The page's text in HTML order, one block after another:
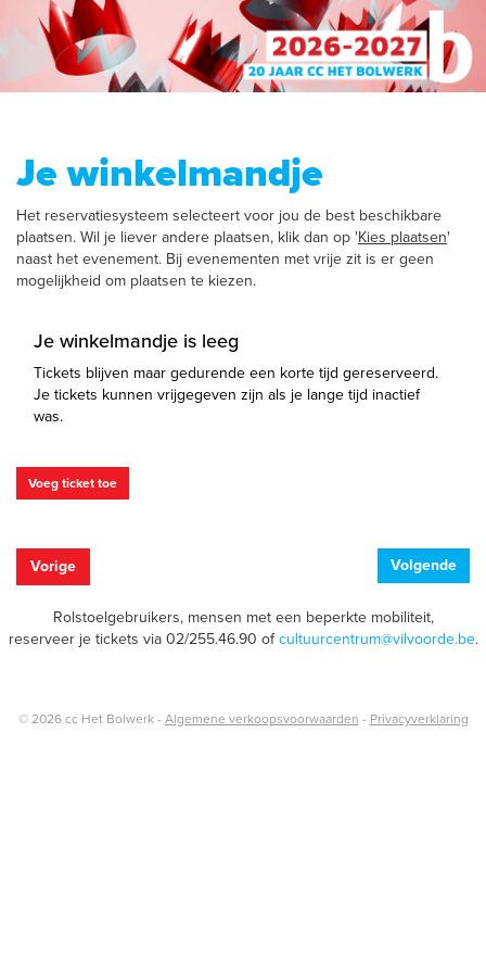
Je winkelmandje
Het reservatiesysteem selecteert voor jou de best beschikbare
plaatsen. Wil je liever andere plaatsen, klik dan op 'Kies plaatsen'
naast het evenement. Bij evenementen met vrije zit is er geen
mogelijkheid om plaatsen te kiezen.
Je winkelmandje is leeg
Tickets blijven maar gedurende een korte tijd gereserveerd.
Je tickets kunnen vrijgegeven zijn als je lange tijd inactief
was.
Voeg ticket toe
Vorige Volgende
Rolstoelgebruikers, mensen met een beperkte mobiliteit,
reserveer je tickets via 02/255.46.90 ofcultuurcentrum@vilvoorde.be.
© 2026 cc Het Bolwerk - Algemene verkoopsvoorwaarden - Privacyverklaring